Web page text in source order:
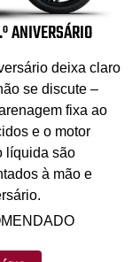
ANIVERSÁRIO
deixa claro
se discute –
fixa ao
e o motor
líquida são
à mão e